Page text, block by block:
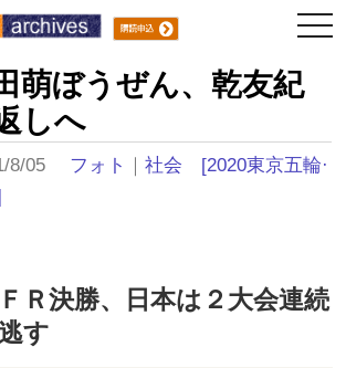
萌ぼうぜん、乾友紀
しへ
8/05 フォト ｜社会
[2020東京五輪·
Ｒ決勝、日本は２大会連続
す